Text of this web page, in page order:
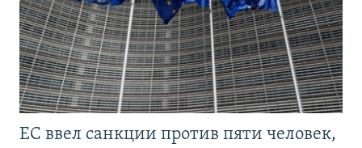
ЕС ввел санкции против пяти человек,